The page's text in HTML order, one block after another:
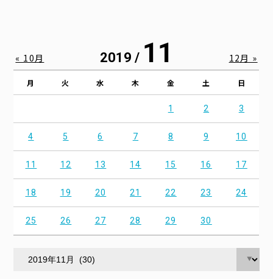
2019 / 11
月 火 水 木 金 土 日
1 2 3
4 5 6 7 8 9 10
11 12 13 14 15 16 17
18 19 20 21 22 23 24
25 26 27 28 29 30
« 10月 12月 »